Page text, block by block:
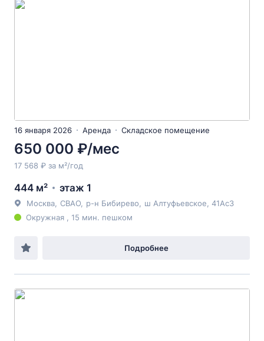
16 января 2026 Аренда Складское помещение
650 000 ₽/мес
17 568 ₽ за м²/год
444 м² этаж 1
Москва СВАО р-н Бибирево ш Алтуфьевское , 41Ас3
Окружная , 15 мин. пешком
Подробнее